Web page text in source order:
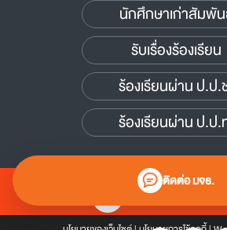
ติดต่อ มจธ.
นักศึกษาเก่าสัมพั
รับเรื่องร้องเรียน
ร้องเรียนผ่าน ป.ป.
ร้องเรียนผ่าน ป.ป.
0 2470